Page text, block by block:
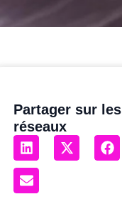
Partager sur les
réseaux